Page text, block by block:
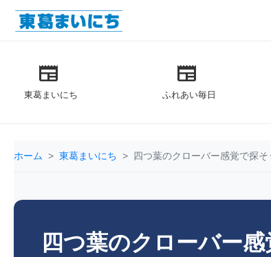
newspaper
東葛まいにち
newspaper
ふれあい毎日
ホーム 東葛まいにち 四つ葉のクローバー感覚で探
四つ葉のクローバー